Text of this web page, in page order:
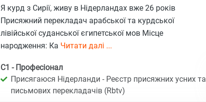
Я курд з Сирії, живу в Нідерландах вже 26 років
Присяжний перекладач арабської та курдської
лівійської суданської єгипетської мов Місце
народження: Ка Читати далі ...
C1 - Професіонал
Присягаюся Нідерланди - Реєстр присяжних усних та
письмових перекладачів (Rbtv)